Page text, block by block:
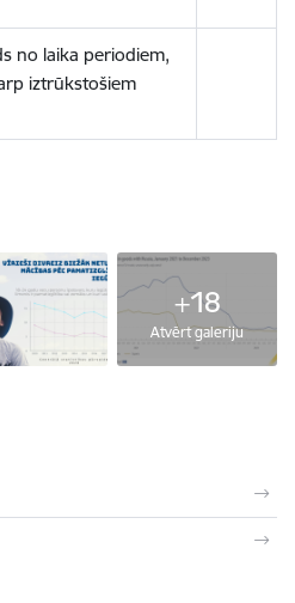
no laika periodiem,
iztrūkstošiem
+18
Atvērt galeriju